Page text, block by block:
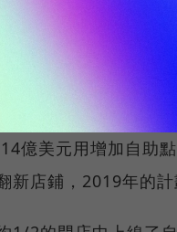
勞行動應用、增加了
度成長計劃」，要
億美元用增加自助
新店鋪，2019年的計